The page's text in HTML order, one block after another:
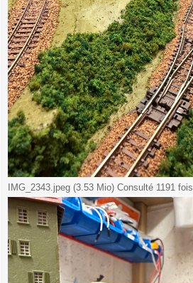
IMG_2343.jpeg (3.53 Mio) Consulté 1191 fois